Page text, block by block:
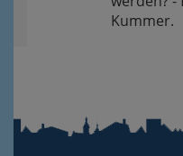
Kummer.